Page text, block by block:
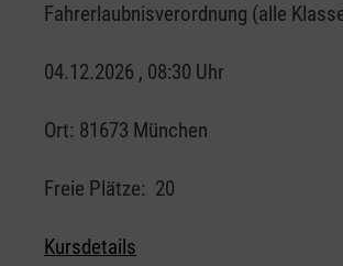
Fahrerlaubnisverordnung (alle
04.12.2026 , 08:30 Uhr
Ort: 81673 München
Freie Plätze: 20
Kursdetails